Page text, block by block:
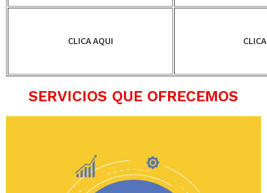
CLICA AQUI
SERVICIOS QUE OFRECEMOS